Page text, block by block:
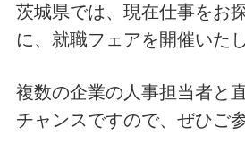
茨城県では、現在仕事をお
に、就職フェアを開催いた
複数の企業の人事担当者と
チャンスですので、ぜひご